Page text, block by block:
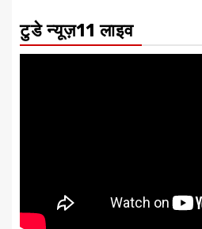
टुडे न्यूज़11 लाइव